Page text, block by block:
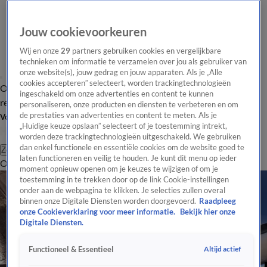
Overzicht Laatste nieuws Regionieuws Het beste van Hart
Tip de
redactie
Volg Hart van Nederland
Zoeken
OverzichtRegioUitzendingenWeerTip de redactiePanelVideo's
Jouw cookievoorkeuren
Wij en onze29 partners gebruiken cookies en vergelijkbare
technieken om informatie te verzamelen over jou als gebruiker van
onze website(s), jouw gedrag en jouw apparaten. Als je „Alle
cookies accepteren” selecteert, worden trackingtechnologieën
ingeschakeld om onze advertenties en content te kunnen
personaliseren, onze producten en diensten te verbeteren en om
de prestaties van advertenties en content te meten. Als je
„Huidige keuze opslaan” selecteert of je toestemming intrekt,
worden deze trackingtechnologieën uitgeschakeld. We gebruiken
dan enkel functionele en essentiële cookies om de website goed te
laten functioneren en veilig te houden. Je kunt dit menu op ieder
moment opnieuw openen om je keuzes te wijzigen of om je
toestemming in te trekken door op de link Cookie-instellingen
onder aan de webpagina te klikken. Je selecties zullen overal
binnen onze Digitale Diensten worden doorgevoerd. Raadpleeg
onze Cookieverklaring voor meer informatie.
Bekijk hier onze
Digitale Diensten.
Functioneel & Essentieel Altijd actief